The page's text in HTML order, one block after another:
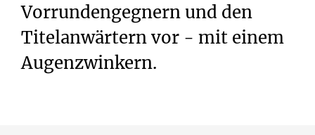
Vorrundengegnern und den
Titelanwärtern vor - mit einem
Augenzwinkern.